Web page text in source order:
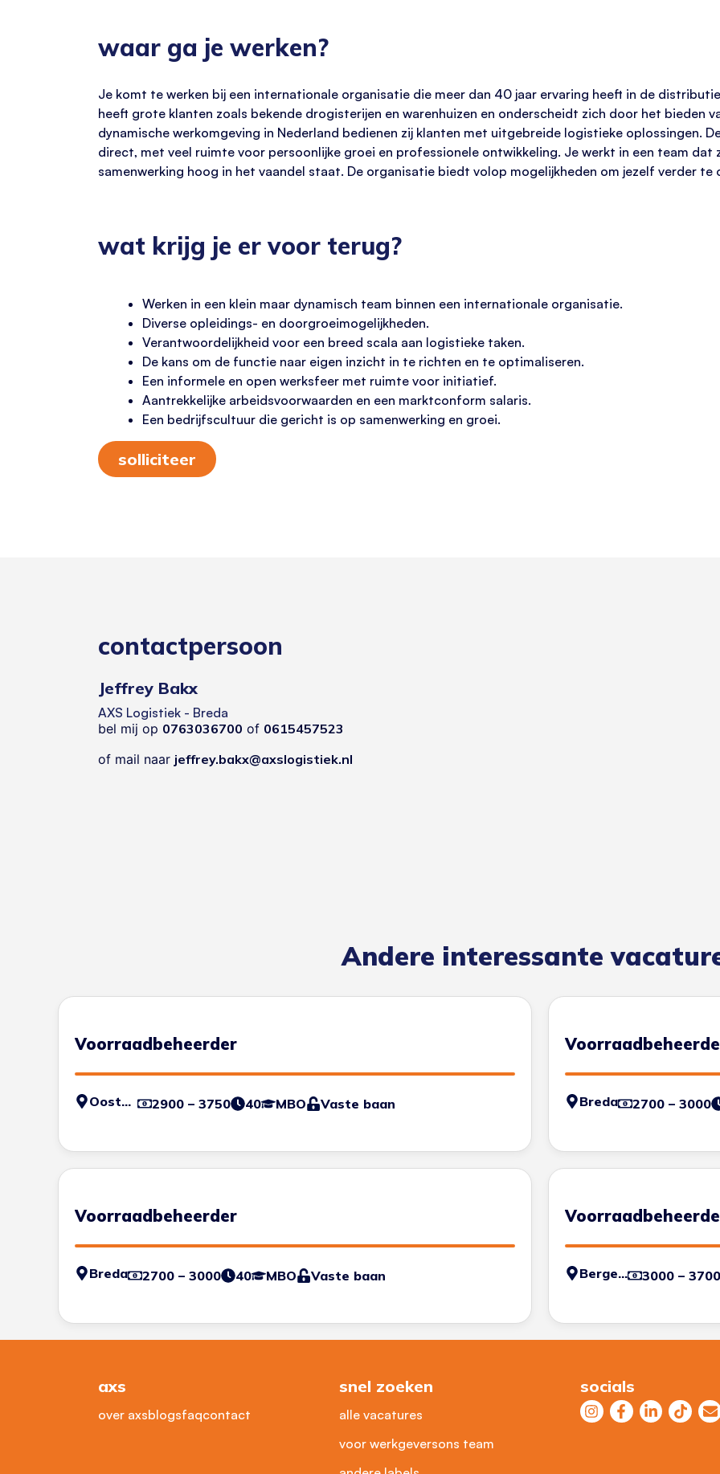
waar ga je werken?
Je komt te werken bij een internationale organisatie die meer dan 40 jaar ervaring heeft in de
heeft grote klanten zoals bekende drogisterijen en warenhuizen en onderscheidt zich door het bieden
dynamische werkomgeving in Nederland bedienen zij klanten met uitgebreide logistieke oplossingen.
direct, met veel ruimte voor persoonlijke groei en professionele ontwikkeling. Je werkt in een team dat
samenwerking hoog in het vaandel staat. De organisatie biedt volop mogelijkheden om jezelf verder te
wat krijg je er voor terug?
Werken in een klein maar dynamisch team binnen een internationale organisatie.
Diverse opleidings- en doorgroeimogelijkheden.
Verantwoordelijkheid voor een breed scala aan logistieke taken.
De kans om de functie naar eigen inzicht in te richten en te optimaliseren.
Een informele en open werksfeer met ruimte voor initiatief.
Aantrekkelijke arbeidsvoorwaarden en een marktconform salaris.
Een bedrijfscultuur die gericht is op samenwerking en groei.
solliciteer
contactpersoon
Jeffrey Bakx
AXS Logistiek - Breda
bel mij op 0763036700 of 0615457523
of mail naar jeffrey.bakx@axslogistiek.nl
Andere interessante
Voorraadbeheerder
Oosterhout 2900 – 3750 40 MBO Vaste baan Breda 2700 – 3000
Voorraadbeheerder
Breda 2700 – 3000 40 MBO Vaste baan Bergen op Zoom 3000 – 3700
axs
over axsblogsfaqcontact
snel zoeken
alle vacatures
voor werkgeversons team
socials